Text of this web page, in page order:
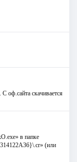
оф.сайта скачивается
в папке
(или